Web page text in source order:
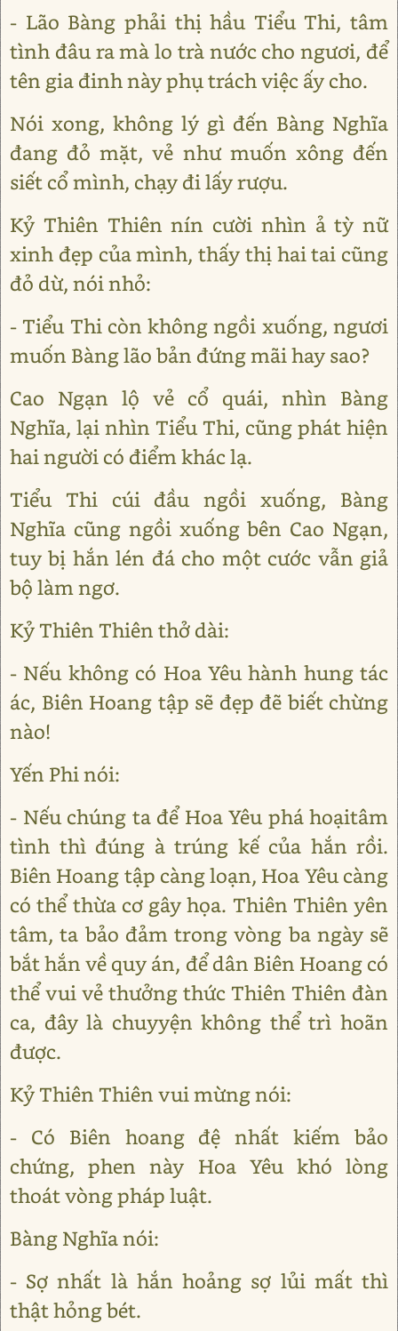
- Lão Bàng phải thị hầu Tiểu Thi, tâm
tình đâu ra mà lo trà nước cho ngươi, để
tên gia đinh này phụ trách việc ấy cho.
Nói xong, không lý gì đến Bàng Nghĩa
đang đỏ mặt, vẻ như muốn xông đến
siết cổ mình, chạy đi lấy rượu.
Kỷ Thiên Thiên nín cười nhìn ả tỳ nữ
xinh đẹp của mình, thấy thị hai tai cũng
đỏ dừ, nói nhỏ:
- Tiểu Thi còn không ngồi xuống, ngươi
muốn Bàng lão bản đứng mãi hay sao?
Cao Ngạn lộ vẻ cổ quái, nhìn Bàng
Nghĩa, lại nhìn Tiểu Thi, cũng phát hiện
hai người có điểm khác lạ.
Tiểu Thi cúi đầu ngồi xuống, Bàng
Nghĩa cũng ngồi xuống bên Cao Ngạn,
tuy bị hắn lén đá cho một cước vẫn giả
bộ làm ngơ.
Kỷ Thiên Thiên thở dài:
- Nếu không có Hoa Yêu hành hung tác
ác, Biên Hoang tập sẽ đẹp đẽ biết chừng
nào!
Yến Phi nói:
- Nếu chúng ta để Hoa Yêu phá hoạitâm
tình thì đúng à trúng kế của hắn rồi.
Biên Hoang tập càng loạn, Hoa Yêu càng
có thể thừa cơ gây họa. Thiên Thiên yên
tâm, ta bảo đảm trong vòng ba ngày sẽ
bắt hắn về quy án, để dân Biên Hoang có
thể vui vẻ thưởng thức Thiên Thiên đàn
ca, đây là chuyyện không thể trì hoãn
được.
Kỷ Thiên Thiên vui mừng nói:
- Có Biên hoang đệ nhất kiếm bảo
chứng, phen này Hoa Yêu khó lòng
thoát vòng pháp luật.
Bàng Nghĩa nói:
- Sợ nhất là hắn hoảng sợ lủi mất thì
thật hỏng bét.